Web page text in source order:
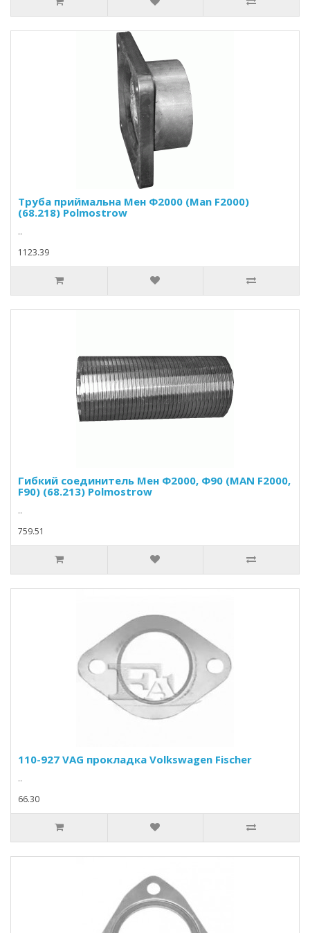
Труба приймальна Мен Ф2000 (Man F2000)
(68.218) Polmostrow
..
1123.39
Гибкий соединитель Мен Ф2000, Ф90 (MAN F2000,
F90) (68.213) Polmostrow
..
759.51
110-927 VAG прокладка Volkswagen Fischer
..
66.30